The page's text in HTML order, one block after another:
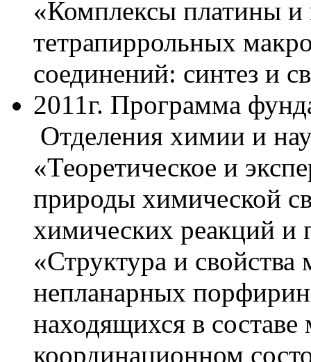
«Комплексы платины и
тетрапиррольных
соединений: синтез и
2011г. Программа
Отделения химии и
«Теоретическое и
природы химической
химических реакций
«Структура и
непланарных
находящихся в
координационном